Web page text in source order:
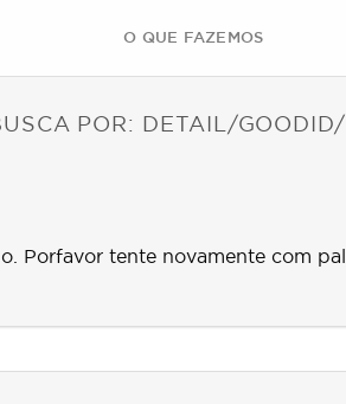
O QUE FAZEMOS
POR: DETAIL/
Porfavor tente novamente com